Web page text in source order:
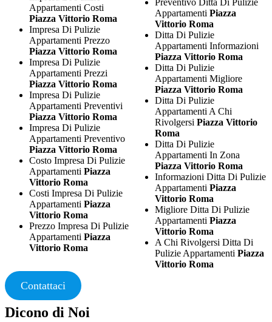
Appartamenti Costi
Piazza Vittorio Roma
Impresa Di Pulizie
Appartamenti Prezzo
Piazza Vittorio Roma
Impresa Di Pulizie
Appartamenti Prezzi
Piazza Vittorio Roma
Impresa Di Pulizie
Appartamenti Preventivi
Piazza Vittorio Roma
Impresa Di Pulizie
Appartamenti Preventivo
Piazza Vittorio Roma
Costo Impresa Di Pulizie
Appartamenti Piazza
Vittorio Roma
Costi Impresa Di Pulizie
Appartamenti Piazza
Vittorio Roma
Prezzo Impresa Di Pulizie
Appartamenti Piazza
Vittorio Roma
Preventivo Ditta Di Pulizie
AppartamentiPiazza
Vittorio Roma
Ditta Di Pulizie
Appartamenti Informazioni
Piazza Vittorio Roma
Ditta Di Pulizie
Appartamenti Migliore
Piazza Vittorio Roma
Ditta Di Pulizie
Appartamenti A Chi
RivolgersiPiazza Vittorio
Roma
Ditta Di Pulizie
Appartamenti In Zona
Piazza Vittorio Roma
Informazioni Ditta Di Pulizie
AppartamentiPiazza
Vittorio Roma
Migliore Ditta Di Pulizie
AppartamentiPiazza
Vittorio Roma
A Chi Rivolgersi Ditta Di
Pulizie AppartamentiPiazza
Vittorio Roma
Contattaci
Dicono di Noi